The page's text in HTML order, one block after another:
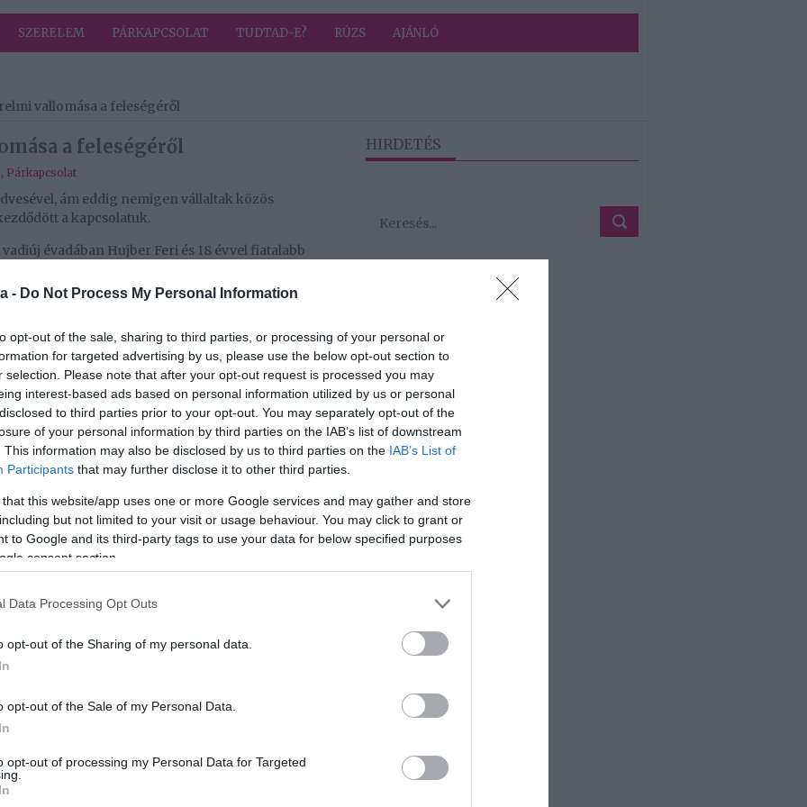
- Do Not Process My Personal Information
opt-out of the sale, sharing to third parties, or processing of your personal or
for targeted advertising by us, please use the below opt-out section to
selection. Please note that after your opt-out request is processed you may
interest-based ads based on personal information utilized by us or personal
to third parties prior to your opt-out. You may separately opt-out of the
of your personal information by third parties on the IAB’s list of downstream
This information may also be disclosed by us to third parties on the IAB’s List of
Participants that may further disclose it to other third parties.
that this website/app uses one or more Google services and may gather and store
but not limited to your visit or usage behaviour. You may click to grant or
to Google and its third-party tags to use your data for below specified purposes
consent section.
Data Processing Opt Outs
opt-out of the Sharing of my personal data.
opt-out of the Sale of my Personal Data.
opt-out of processing my Personal Data for Targeted
SZERELEM PÁRKAPCSOLAT TUDTAD-E? RÚZS AJÁNLÓ
vallomása a feleségéről
a feleségéről
, Párkapcsolat
ám eddig nemigen vállaltak közös
a kapcsolatuk.
évadában Hujber Feri és 18 évvel fiatalabb
akik Londonból utaztak haza, hogy próbára
elmúlt 7 évben sok mindent átvészelt, ám eddig
sem, így örömmel fogadták a felkérést, hogy egy
között, hogy erősebben kerülhetünk ki belőle. De
gyengék lettünk volna, hanem hogy még inkább
között, ami a hétköznapi életben nem
adódik. Ezért is vállaltuk, mert ki akarjuk
kalandvágyó vagyok, ő is, és ez egy óriási kaland,
– mondta a Valami Amerika sztárja az
következő gondolatokat fogalmazta meg:
semmilyen formában, ő meg, mint
úgyhogy ez egy érdekes párosítás lesz. Nagyon
a játék" – jegyezte meg bizakodva a színész.
kapcsolatuk:
az első látásra” – jelentette ki mosolyogva, mire
mondtam neki, tudod, milyen fontos az, hogy mi
őt kerestem egész életemben. Menekült egy
mert rettegett, mi lesz, ha soha többé nem tud
szabaduljon...” – mesélte.
HIRDETÉS